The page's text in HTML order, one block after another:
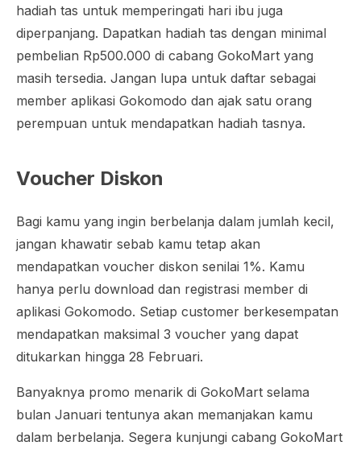
hadiah tas untuk memperingati hari ibu juga
diperpanjang. Dapatkan hadiah tas dengan minimal
pembelian Rp500.000 di cabang GokoMart yang
masih tersedia. Jangan lupa untuk daftar sebagai
member aplikasi Gokomodo dan ajak satu orang
perempuan untuk mendapatkan hadiah tasnya.
Voucher Diskon
Bagi kamu yang ingin berbelanja dalam jumlah kecil,
jangan khawatir sebab kamu tetap akan
mendapatkan voucher diskon senilai 1%. Kamu
hanya perlu download dan registrasi member di
aplikasi Gokomodo. Setiap customer berkesempatan
mendapatkan maksimal 3 voucher yang dapat
ditukarkan hingga 28 Februari.
Banyaknya promo menarik di GokoMart selama
bulan Januari tentunya akan memanjakan kamu
dalam berbelanja. Segera kunjungi cabang GokoMart